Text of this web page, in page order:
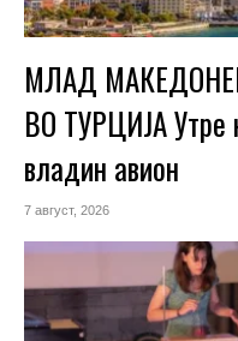
МЛАД
ВО ТУРЦИЈА Утре
владин авион
7 август, 2026